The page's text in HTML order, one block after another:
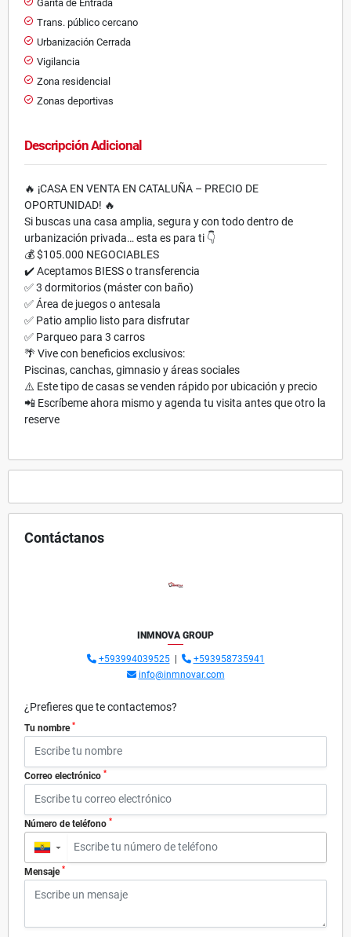
Garita de Entrada
Trans. público cercano
Urbanización Cerrada
Vigilancia
Zona residencial
Zonas deportivas
Descripción Adicional
🔥 ¡CASA EN VENTA EN CATALUÑA – PRECIO DE
OPORTUNIDAD! 🔥
Si buscas una casa amplia, segura y con todo dentro de
urbanización privada… esta es para ti 👇
💰 $105.000 NEGOCIABLES
✔️ Aceptamos BIESS o transferencia
✅ 3 dormitorios (máster con baño)
✅ Área de juegos o antesala
✅ Patio amplio listo para disfrutar
✅ Parqueo para 3 carros
🌴 Vive con beneficios exclusivos:
Piscinas, canchas, gimnasio y áreas sociales
⚠️ Este tipo de casas se venden rápido por ubicación y precio
📲 Escríbeme ahora mismo y agenda tu visita antes que otro la
reserve
Contáctanos
INMNOVA GROUP
+593994039525|
+593958735941
info@inmnovar.com
¿Prefieres que te contactemos?
Tu nombre *
Correo electrónico *
Número de teléfono *
▼
Mensaje *